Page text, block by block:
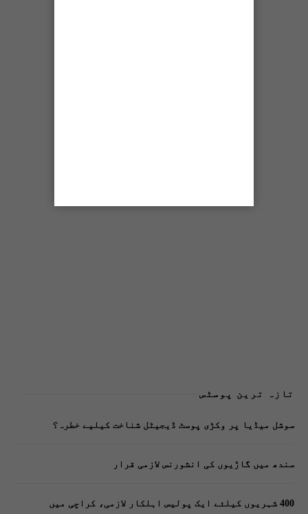
تازہ ترین پوسٹس
سوشل میڈیا پر وکڑی پوسٹ ڈیجیٹل شناخت کیلیے خطرہ؟
سندھ میں گاڑیوں کی انشورنس لازمی قرار
400 شہریوں کیلئے ایک پولیس اہلکار لازمی، کراچی میں